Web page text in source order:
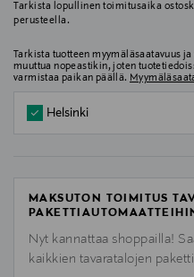
Tarkista lopullinen toimitusaika
perusteella.
Tarkista tuotteen myymäläsaatavuus
muuttua nopeastikin, joten
varmistaa paikan päällä.
Helsinki
MAKSUTON TOIMITUS
Nyt kannattaa shoppailla!
kaikkien tavaratalojen